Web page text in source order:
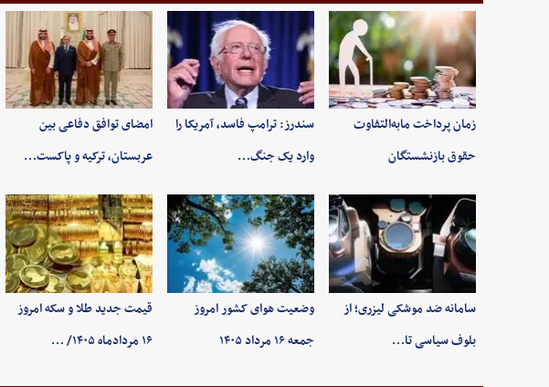
زمان پرداخت مابه‌التفاوت
حقوق بازنشستگان
سندرز: ترامپ فاسد، آمریکا را
وارد یک جنگ…
امضای توافق دفاعی بین
عربستان، ترکیه و پاکست…
سامانه ضد موشکی لیزری؛ از
بلوف سیاسی تا…
وضعیت هوای کشور امروز
جمعه ۱۶ مرداد ۱۴۰۵
قیمت جدید طلا و سکه امروز
۱۶ مردادماه ۱۴۰۵/ …